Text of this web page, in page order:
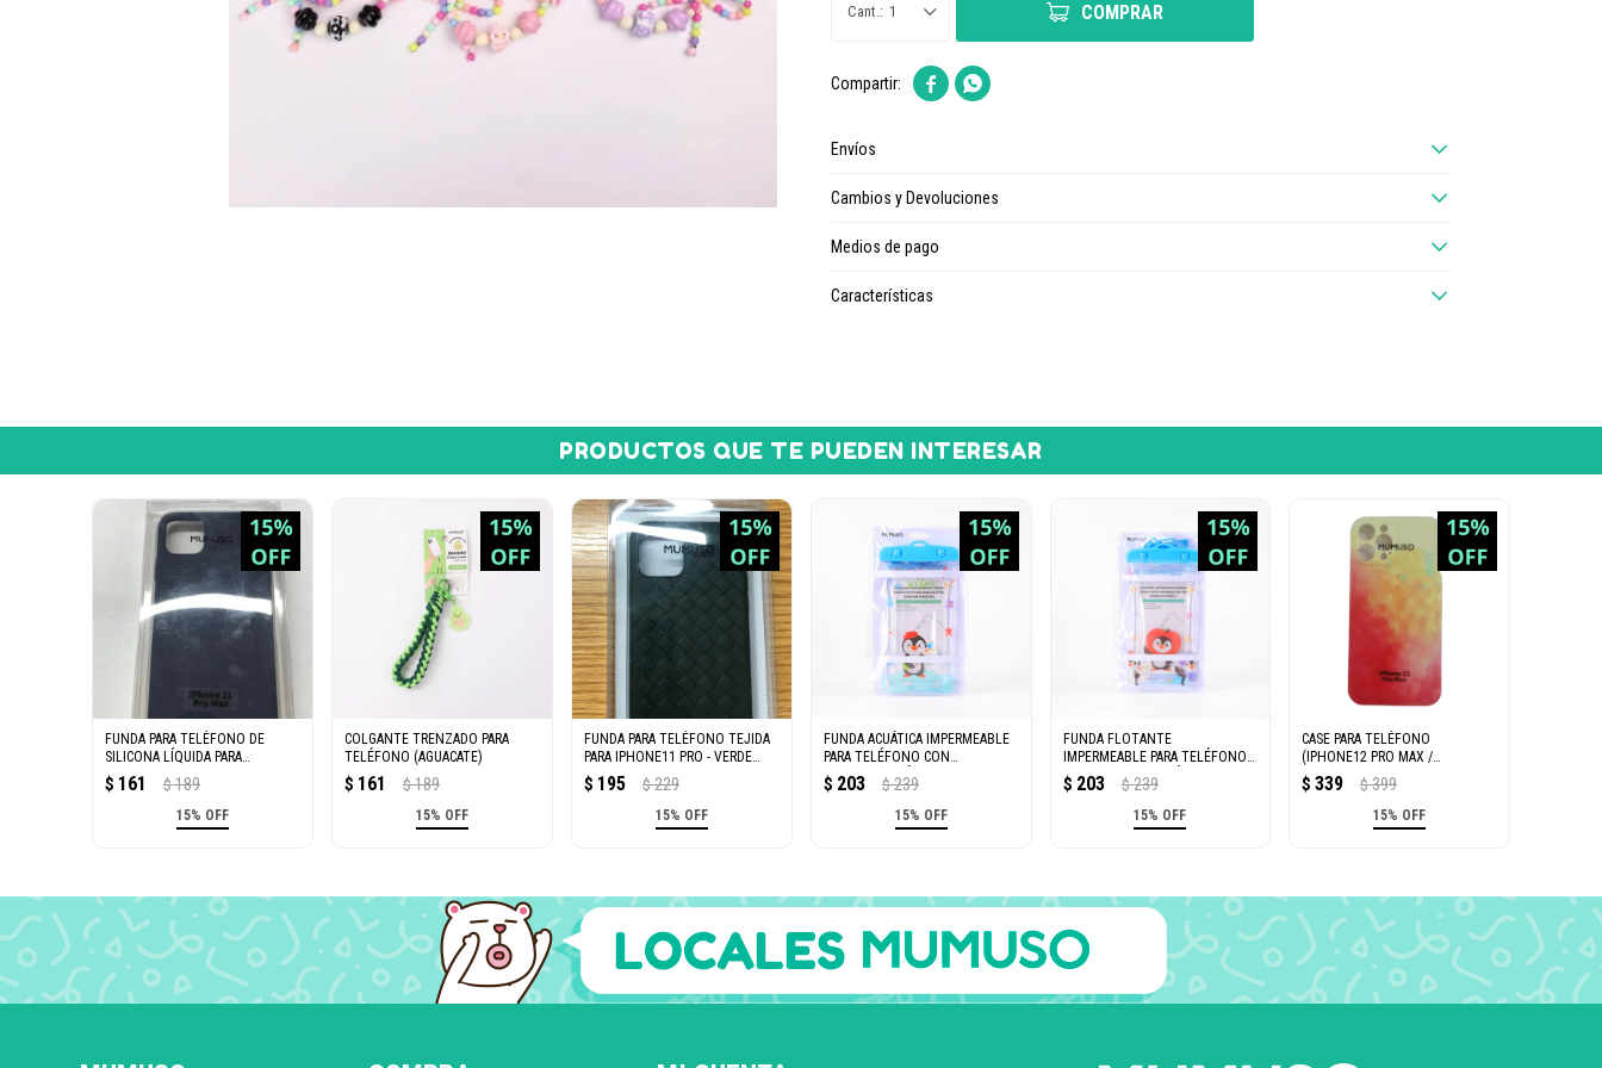
1 COMPRAR
 
Envíos
Cambios y Devoluciones
Medios de pago
Características
PRODUCTOS QUE TE PUEDEN INTERESAR
FUNDA PARA TELÉFONO DE
SILICONA LÍQUIDA PARA
IPHONE11 PRO MAX AZUL
OSCURO
$ 161 $ 189
15% OFF
COLGANTE TRENZADO PARA
TELÉFONO (AGUACATE)
$ 161 $ 189
15% OFF
FUNDA PARA TELÉFONO TEJIDA
PARA IPHONE11 PRO - VERDE
OSCURO
$ 195 $ 229
15% OFF
FUNDA ACUÁTICA IMPERMEABLE
PARA TELÉFONO CON
PURPURINA MÓVIL (PINGÜINO
PINTOR)
$ 203 $ 239
15% OFF
FUNDA FLOTANTE
IMPERMEABLE PARA TELÉFONO
CON PURPURINA MÓVIL (FAMILIA
DE PINGÜIN
$ 203 $ 239
15% OFF
CASE PARA TELÉFONO
(IPHONE12 PRO MAX /
AMARILLO)
$ 339 $ 399
15% OFF